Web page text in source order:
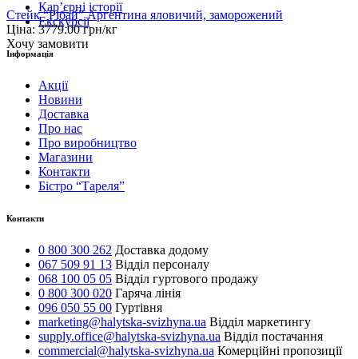
Стейк “Рібай” Аргентина яловичий, заморожений
Ціна: 3779.00 грн/кг
Хочу замовити
Карʼєрні історії
Екскурсії
Інформація
Акції
Новини
Доставка
Про нас
Про виробництво
Магазини
Контакти
Бістро “Тареля”
Контакти
0 800 300 262 Доставка додому
067 509 91 13 Відділ персоналу
068 100 05 05 Відділ гуртового продажу
0 800 300 020 Гаряча лінія
096 050 55 00 Гуртівня
marketing@halytska-svizhyna.ua Відділ маркетингу
supply.office@halytska-svizhyna.ua Відділ постачання
commercial@halytska-svizhyna.ua Комерційні пропозиції